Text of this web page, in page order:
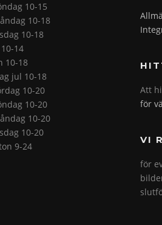
10-15
10-18
10-18
14
10-18
jul 10-18
10-20
10-20
10-20
10-20
9-24
Att
för
VI
för